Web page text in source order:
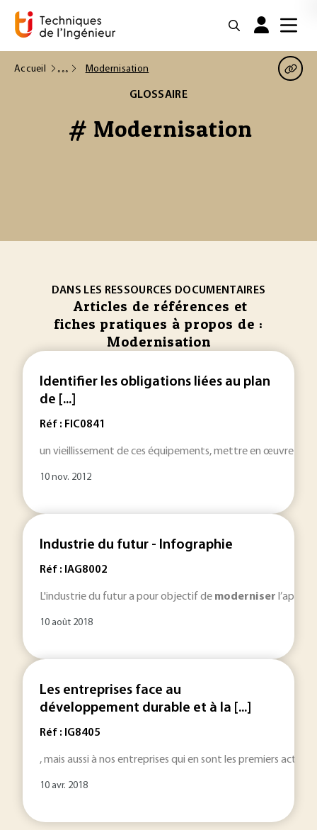
Accueil Modernisation
GLOSSAIRE
# Modernisation
DANS LES RESSOURCES DOCUMENTAIRES
Articles de références et
fiches pratiques à propos de :
Modernisation
Identifier les obligations liées au plan
de [...]
Réf : FIC0841
un vieillissement de ces équipements, mettre en œuvre un
10 nov. 2012
Industrie du futur - Infographie
Réf : IAG8002
L'industrie du futur a pour objectif de moderniser
10 août 2018
Les entreprises face au
développement durable et à la [...]
Réf : IG8405
, mais aussi à nos entreprises qui en sont les premiers
10 avr. 2018